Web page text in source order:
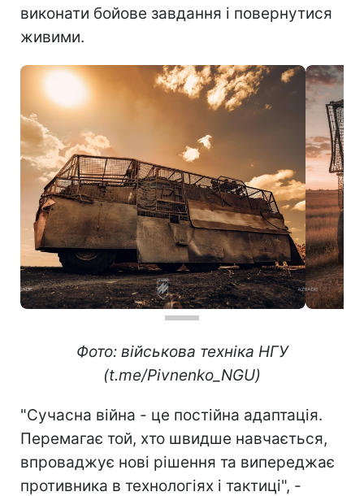
виконати бойове завдання і повернутися
живими.
Фото: військова техніка НГУ
(t.me/Pivnenko_NGU)
"Сучасна війна - це постійна адаптація.
Перемагає той, хто швидше навчається,
впроваджує нові рішення та випереджає
противника в технологіях і тактиці", -